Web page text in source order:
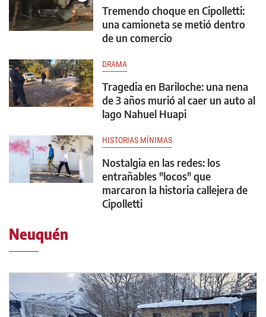
Tremendo choque en Cipolletti:
una camioneta se metió dentro
de un comercio
DRAMA
Tragedia en Bariloche: una nena
de 3 años murió al caer un auto al
lago Nahuel Huapi
HISTORIAS MÍNIMAS
Nostalgia en las redes: los
entrañables "locos" que
marcaron la historia callejera de
Cipolletti
Neuquén